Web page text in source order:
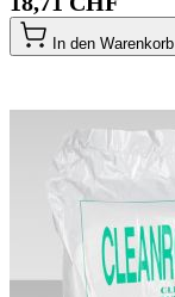
In den Warenkorb